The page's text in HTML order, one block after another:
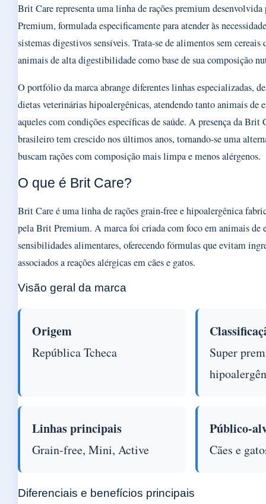
Brit Care representa uma linha de rações premium
Premium, formulada especificamente para atender às
sistemas digestivos sensíveis. Trata-se de alimentos sem
animais de alta digestibilidade como base de sua composição
O portfólio da marca abrange diferentes linhas especializadas,
dietas veterinárias hipoalergênicas, atendendo tanto animais de
aqueles com condições específicas de saúde. A presença da Brit
brasileiro tem crescido nos últimos anos, tornando-se uma
buscam rações com composição mais limpa e menos alérgenos.
O que é Brit Care?
Brit Care é uma linha de rações grain-free e hipoalergênica
pela Brit Premium. A marca foi criada com foco em animais de
sensibilidades alimentares, oferecendo fórmulas que evitam
associados a reações alérgicas em cães e gatos.
Visão geral da marca
Origem
República Tcheca
Super
Linhas principais
Grain-free, Mini, Active
Público-
Cães e
Diferenciais e benefícios principais